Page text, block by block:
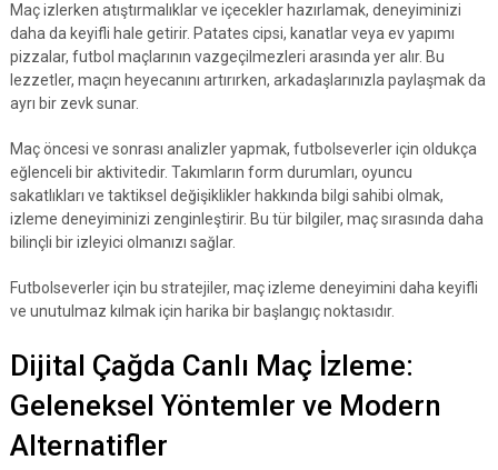
Maç izlerken atıştırmalıklar ve içecekler hazırlamak, deneyiminizi
daha da keyifli hale getirir. Patates cipsi, kanatlar veya ev yapımı
pizzalar, futbol maçlarının vazgeçilmezleri arasında yer alır. Bu
lezzetler, maçın heyecanını artırırken, arkadaşlarınızla paylaşmak da
ayrı bir zevk sunar.
Maç öncesi ve sonrası analizler yapmak, futbolseverler için oldukça
eğlenceli bir aktivitedir. Takımların form durumları, oyuncu
sakatlıkları ve taktiksel değişiklikler hakkında bilgi sahibi olmak,
izleme deneyiminizi zenginleştirir. Bu tür bilgiler, maç sırasında daha
bilinçli bir izleyici olmanızı sağlar.
Futbolseverler için bu stratejiler, maç izleme deneyimini daha keyifli
ve unutulmaz kılmak için harika bir başlangıç noktasıdır.
Dijital Çağda Canlı Maç İzleme:
Geleneksel Yöntemler ve Modern
Alternatifler